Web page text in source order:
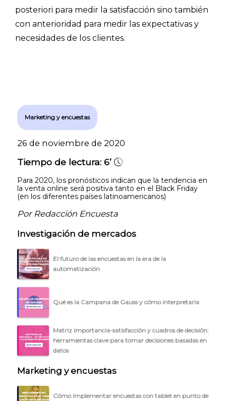
posteriori para medir la satisfacción sino también
con anterioridad para medir las expectativas y
necesidades de los clientes.
Marketing y encuestas
26 de noviembre de 2020
Tiempo de lectura: 6’
Para 2020, los pronósticos indican que la tendencia en
la venta online será positiva tanto en el Black Friday
(en los diferentes países latinoamericanos)
Por Redacción Encuesta
Investigación de mercados
El futuro de las encuestas en la era de la
automatización
Qué es la Campana de Gauss y cómo interpretarla
Matriz importancia-satisfacción y cuadros de decisión:
herramientas clave para tomar decisiones basadas en
datos
Marketing y encuestas
Cómo implementar encuestas con tablet en punto de